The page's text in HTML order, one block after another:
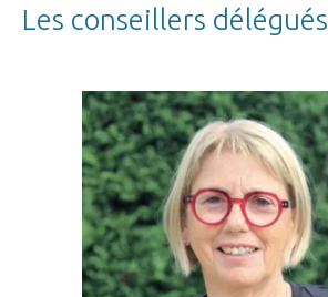
Les conseillers délégués